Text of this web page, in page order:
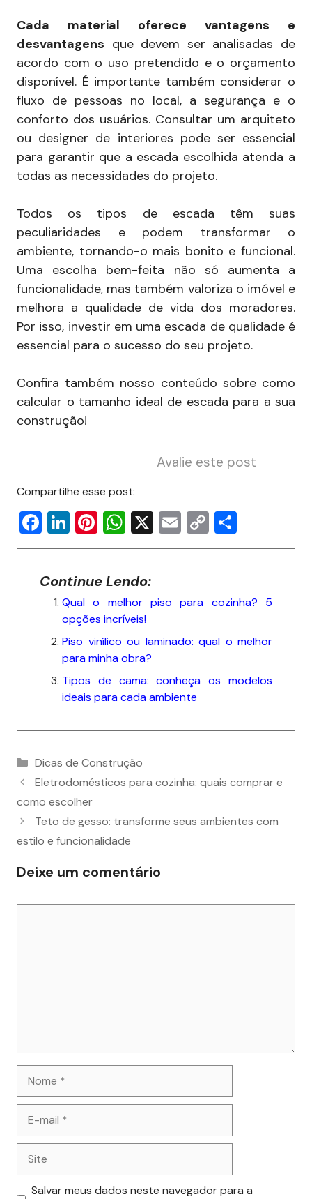
Cada material oferece vantagens e
desvantagens que devem ser analisadas de
acordo com o uso pretendido e o orçamento
disponível. É importante também considerar o
fluxo de pessoas no local, a segurança e o
conforto dos usuários. Consultar um arquiteto
ou designer de interiores pode ser essencial
para garantir que a escada escolhida atenda a
todas as necessidades do projeto.
Todos os tipos de escada têm suas
peculiaridades e podem transformar o
ambiente, tornando-o mais bonito e funcional.
Uma escolha bem-feita não só aumenta a
funcionalidade, mas também valoriza o imóvel e
melhora a qualidade de vida dos moradores.
Por isso, investir em uma escada de qualidade é
essencial para o sucesso do seu projeto.
Confira também nosso conteúdo sobre como
calcular o tamanho ideal de escada para a sua
construção!
Avalie este post
Compartilhe esse post:
F
a
e
b
o
k
Li
n
e
dI
n
Pi
nt
e
st
W
h
s
A
p
p
X E
m
C
o
Li
n
h
Continue Lendo:
Qual o melhor piso para cozinha? 5
opções incríveis!
Piso vinílico ou laminado: qual o melhor
para minha obra?
Tipos de cama: conheça os modelos
ideais para cada ambiente
Categorias
Dicas de Construção
Eletrodomésticos para cozinha: quais comprar e
como escolher
Teto de gesso: transforme seus ambientes com
estilo e funcionalidade
Deixe um comentário
mail
Salvar meus dados neste navegador para a